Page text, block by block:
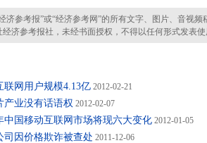
参考报”或“经济参考网”的所有文字、图片、音视频
济参考报社，未经书面授权，不得以任何形式发表
联网用户规模4.13亿 2012-02-21
产业没有话语权 2012-02-07
中国移动互联网市场将现六大变化 2012-01-05
司因价格欺诈被查处 2011-12-06